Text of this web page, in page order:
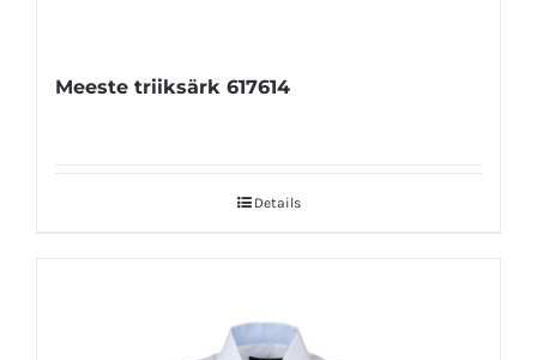
Meeste triiksärk 617614
Details